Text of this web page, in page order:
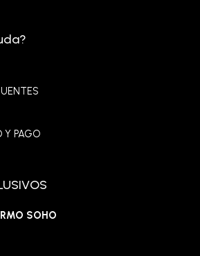
Y PAGO
SOHO